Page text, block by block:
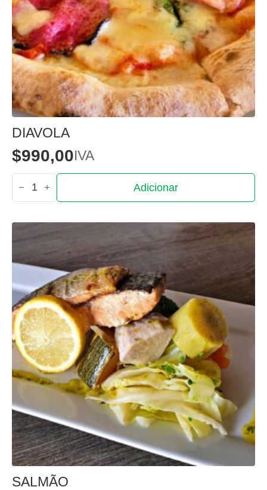
DIAVOLA
$990,00IVA
Quantidade
de
Diavola
Adicionar
SALMÃO